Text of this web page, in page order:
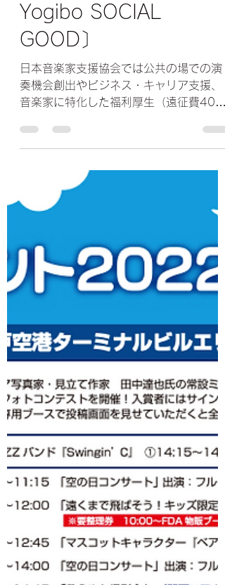
ト〔Supported by
Yogibo SOCIAL
GOOD〕
日本音楽家支援協会では公共の場での演
音楽家に特化した福利厚生（遠征費40%
オフなど）など音楽家の仕事から生活ま
しやすくすることで演奏機会が増え、音
楽で社会を明るくするというミッション